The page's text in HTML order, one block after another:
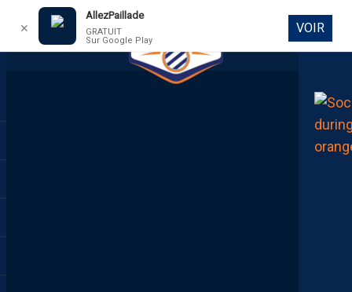
DIRECT
✕
AllezPaillade
GRATUIT
Sur Google Play
VOIR